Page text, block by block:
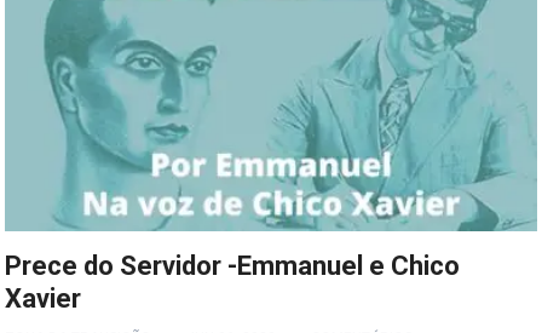
Prece do Servidor -Emmanuel e Chico
Xavier